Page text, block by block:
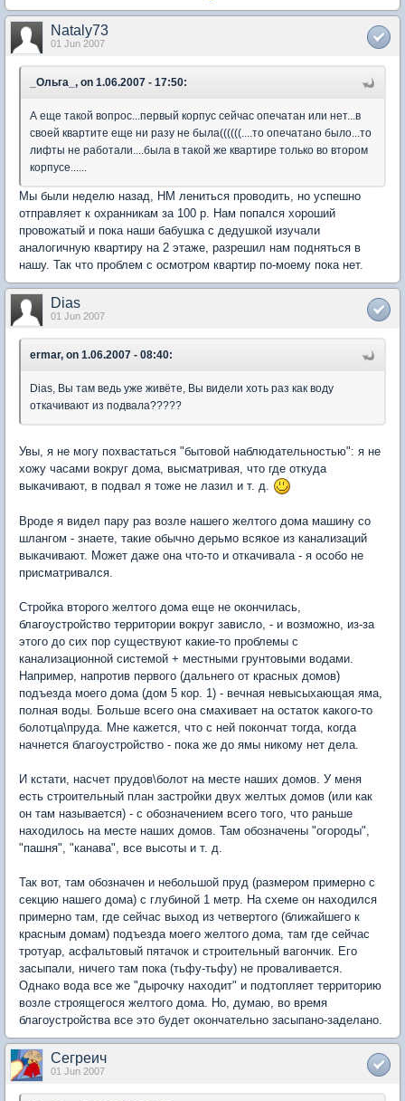
Nataly73
01 Jun 2007
_Ольга_, on 1.06.2007 - 17:50:
А еще такой вопрос...первый корпус сейчас опечатан или нет...в
своей квартите еще ни разу не была((((((....то опечатано было...то
лифты не работали....была в такой же квартире только во втором
корпусе......
Мы были неделю назад, НМ лениться проводить, но успешно
отправляет к охранникам за 100 р. Нам попался хороший
провожатый и пока наши бабушка с дедушкой изучали
аналогичную квартиру на 2 этаже, разрешил нам подняться в
нашу. Так что проблем с осмотром квартир по-моему пока нет.
Dias
01 Jun 2007
ermar, on 1.06.2007 - 08:40:
Dias, Вы там ведь уже живёте, Вы видели хоть раз как воду
откачивают из подвала?????
Увы, я не могу похвастаться "бытовой наблюдательностью": я не
хожу часами вокруг дома, высматривая, что где откуда
выкачивают, в подвал я тоже не лазил и т. д.
Вроде я видел пару раз возле нашего желтого дома машину со
шлангом - знаете, такие обычно дерьмо всякое из канализаций
выкачивают. Может даже она что-то и откачивала - я особо не
присматривался.
Стройка второго желтого дома еще не окончилась,
благоустройство территории вокруг зависло, - и возможно, из-за
этого до сих пор существуют какие-то проблемы с
канализационной системой + местными грунтовыми водами.
Например, напротив первого (дальнего от красных домов)
подъезда моего дома (дом 5 кор. 1) - вечная невысыхающая яма,
полная воды. Больше всего она смахивает на остаток какого-то
болотца\пруда. Мне кажется, что с ней покончат тогда, когда
начнется благоустройство - пока же до ямы никому нет дела.
И кстати, насчет прудов\болот на месте наших домов. У меня
есть строительный план застройки двух желтых домов (или как
он там называется) - с обозначением всего того, что раньше
находилось на месте наших домов. Там обозначены "огороды",
"пашня", "канава", все высоты и т. д.
Так вот, там обозначен и небольшой пруд (размером примерно с
секцию нашего дома) с глубиной 1 метр. На схеме он находился
примерно там, где сейчас выход из четвертого (ближайшего к
красным домам) подъезда моего желтого дома, там где сейчас
тротуар, асфальтовый пятачок и строительный вагончик. Его
засыпали, ничего там пока (тьфу-тьфу) не проваливается.
Однако вода все же "дырочку находит" и подтопляет территорию
возле строящегося желтого дома. Но, думаю, во время
благоустройства все это будет окончательно засыпано-заделано.
Сегреич
01 Jun 2007